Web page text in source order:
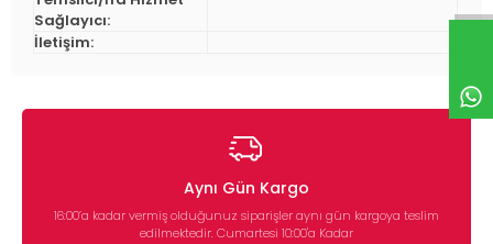
Sağlayıcı:
İletişim:
Aynı Gün Kargo
16:00’a kadar vermiş olduğunuz siparişler aynı gün kargoya teslim
edilmektedir. Cumartesi 10:00'a Kadar